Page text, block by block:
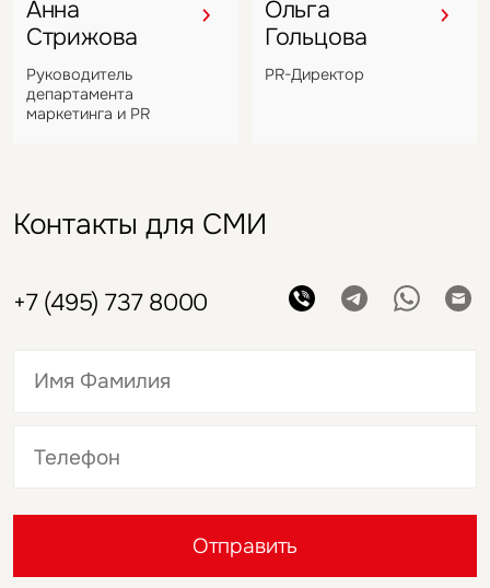
Анна
Стрижова
Руководитель
департамента
маркетинга и PR
Ольга
Гольцова
PR-Директор
Контакты для СМИ
+7 (495) 737 8000
Отправить